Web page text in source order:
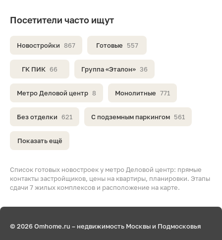
Список готовых новостроек у метро Деловой центр: прямые
контакты застройщиков, цены на квартиры, планировки. Этапы
сдачи 7 жилых комплексов и расположение на карте.
Посетители часто ищут
Новостройки 867 Готовые 557
ГК ПИК 66 Группа «Эталон» 36
Метро Деловой центр 8 Монолитные 771
Без отделки 621 С подземным паркингом 561
Показать ещё
© 2026 Omhome.ru – недвижимость Москвы и Подмосковья